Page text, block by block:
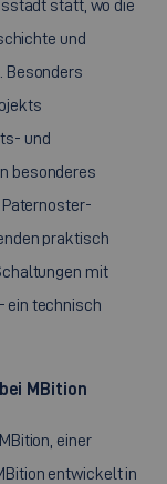
statt, wo die
und
Besonders
und
besonderes
praktisch
mit
ein technisch
MBition
einer
entwickelt in